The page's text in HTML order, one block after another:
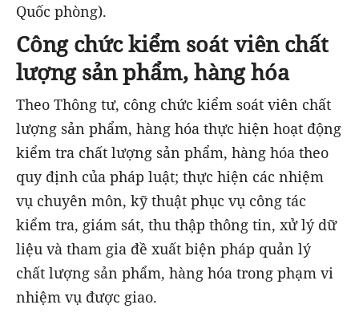
Quốc phòng).
Công chức kiểm soát viên chất
lượng sản phẩm, hàng hóa
Theo Thông tư, công chức kiểm soát viên chất
lượng sản phẩm, hàng hóa thực hiện hoạt động
kiểm tra chất lượng sản phẩm, hàng hóa theo
quy định của pháp luật; thực hiện các nhiệm
vụ chuyên môn, kỹ thuật phục vụ công tác
kiểm tra, giám sát, thu thập thông tin, xử lý dữ
liệu và tham gia đề xuất biện pháp quản lý
chất lượng sản phẩm, hàng hóa trong phạm vi
nhiệm vụ được giao.